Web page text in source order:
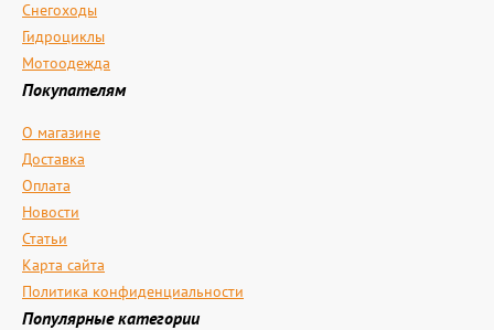
Снегоходы
Гидроциклы
Мотоодежда
Покупателям
О магазине
Доставка
Оплата
Новости
Статьи
Карта сайта
Политика конфиденциальности
Популярные категории